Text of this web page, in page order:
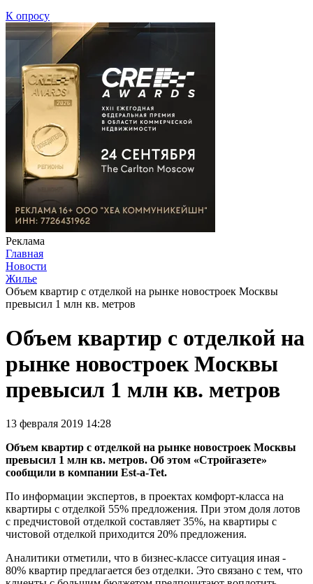
К опросу
Реклама
Главная
Новости
Жилье
Объем квартир с отделкой на рынке новостроек Москвы
превысил 1 млн кв. метров
Объем квартир с отделкой на
рынке новостроек Москвы
превысил 1 млн кв. метров
13 февраля 2019 14:28
Объем квартир с отделкой на рынке новостроек Москвы
превысил 1 млн кв. метров. Об этом «Стройгазете»
сообщили в компании Est-a-Tet.
По информации экспертов, в проектах комфорт-класса на
квартиры с отделкой 55% предложения. При этом доля лотов
с предчистовой отделкой составляет 35%, на квартиры с
чистовой отделкой приходится 20% предложения.
Аналитики отметили, что в бизнес-классе ситуация иная -
80% квартир предлагается без отделки. Это связано с тем, что